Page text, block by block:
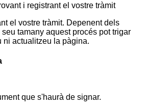
i registrant el vostre tràmit
el vostre tràmit. Depenent dels
tamany aquest procés pot trigar
ni actualitzeu la pàgina.
que s'haurà de signar.